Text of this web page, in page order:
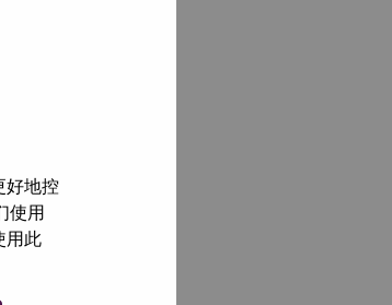
好地控
使用
用此